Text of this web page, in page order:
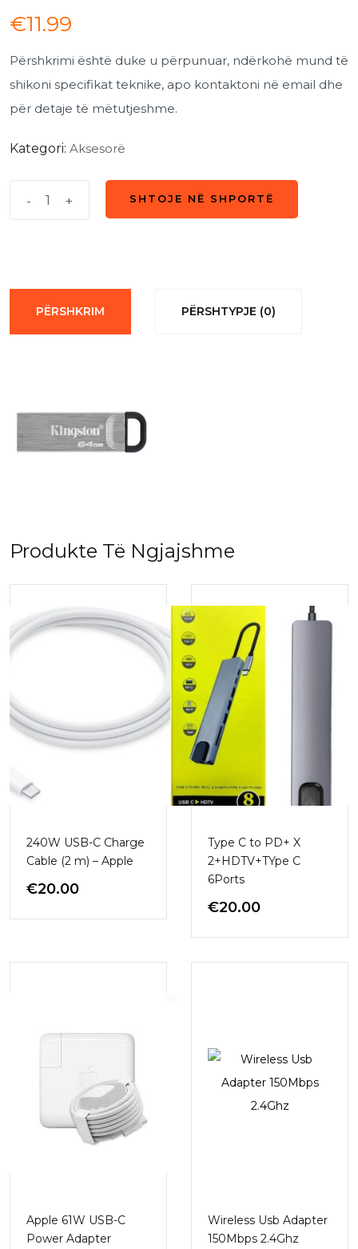
€11.99
Përshkrimi është duke u përpunuar, ndërkohë mund të
shikoni specifikat teknike, apo kontaktoni në email dhe
për detaje të mëtutjeshme.
Kategori: Aksesorë
- +
SHTOJE NË SHPORTË
PËRSHKRIM PËRSHTYPJE (0)
Produkte Të Ngjajshme
240W USB-C Charge
Cable (2 m) – Apple
€20.00
Type C to PD+ X
2+HDTV+TYpe C
6Ports
€20.00
Apple 61W USB-C
Power Adapter
Wireless Usb Adapter
150Mbps 2.4Ghz